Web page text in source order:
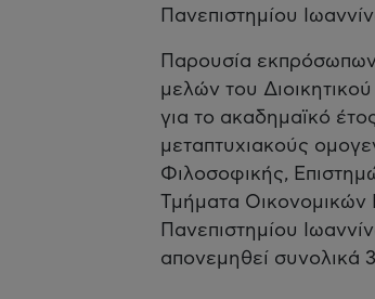
Πανεπιστημίου
Παρουσία εκπρόσωπων
μελών του
για το ακαδημαϊκό
μεταπτυχιακούς
Φιλοσοφικής,
Τμήματα
Πανεπιστημίου
απονεμηθεί συνολικά